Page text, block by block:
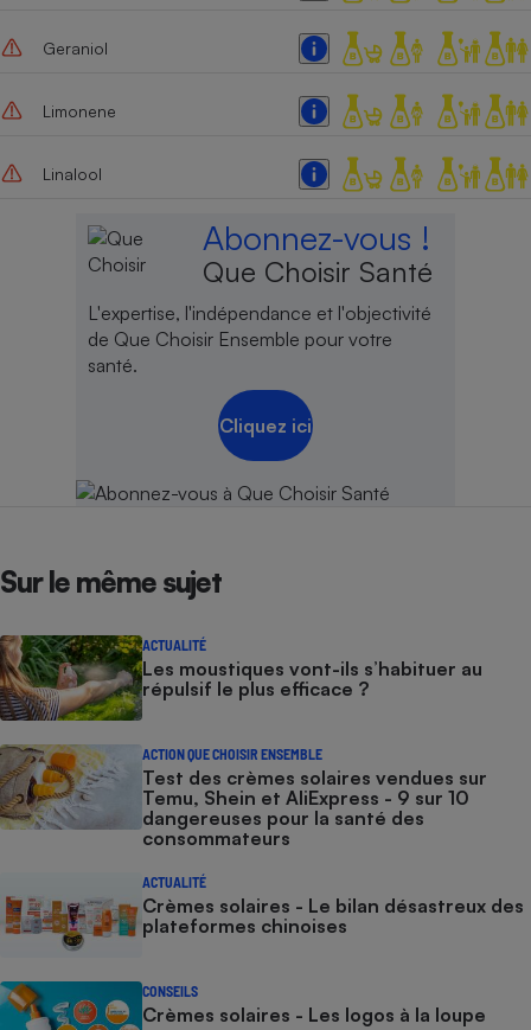
Geraniol
Limonene
Linalool
Abonnez-vous !
Que Choisir Santé
L'expertise, l'indépendance et l'objectivité
de Que Choisir Ensemble pour votre
santé.
Cliquez ici
Sur le même sujet
ACTUALITÉ
Les moustiques vont-ils s’habituer au
répulsif le plus efficace ?
ACTION QUE CHOISIR ENSEMBLE
Test des crèmes solaires vendues sur
Temu, Shein et AliExpress - 9 sur 10
dangereuses pour la santé des
consommateurs
ACTUALITÉ
Crèmes solaires - Le bilan désastreux des
plateformes chinoises
CONSEILS
Crèmes solaires - Les logos à la loupe